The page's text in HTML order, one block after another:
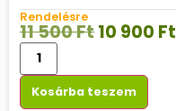
Rendelésre
11 500Ft10 900 Ft
Kosárba teszem